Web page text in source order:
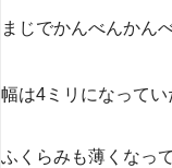
まじでかんべんかん
幅は4ミリになってい
ふくらみも薄くなっ